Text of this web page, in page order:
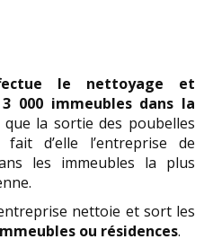
le nettoyage et
000 immeubles dans la
que la sortie des poubelles
d’elle l’entreprise de
les immeubles la plus
nettoie et sort les
ou résidences.